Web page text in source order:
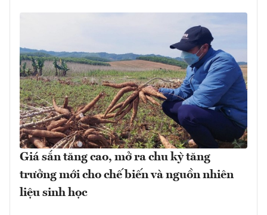
Giá sắn tăng cao, mở ra chu kỳ tăng
trưởng mới cho chế biến và nguồn nhiên
liệu sinh học